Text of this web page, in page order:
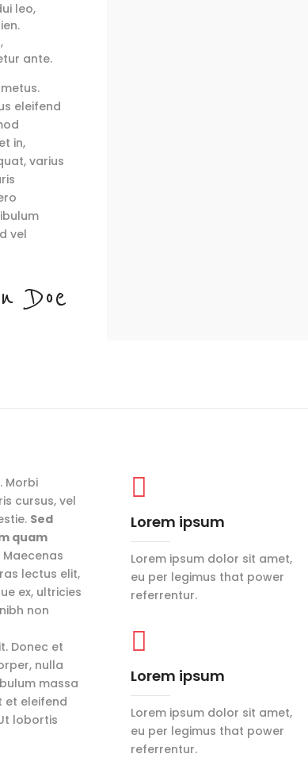
leo,
ante.
eleifend
in,
varius
vel
Doe
Morbi
cursus, vel
Sed
quam
lectus elit,
ex, ultricies
non
Donec et
nulla
massa
et eleifend
lobortis

Lorem ipsum
Lorem ipsum dolor sit amet,
eu per legimus that power
referrentur.

Lorem ipsum
Lorem ipsum dolor sit amet,
eu per legimus that power
referrentur.